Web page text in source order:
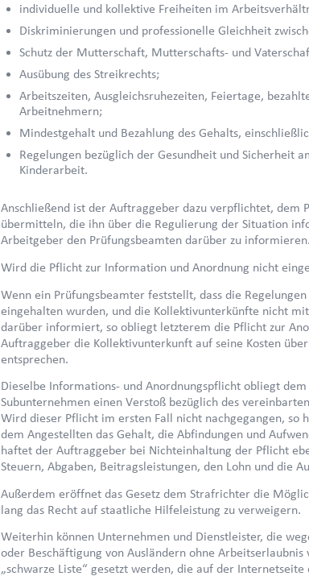
individuelle und kollektive Freiheiten im
Diskriminierungen und professionelle Gleichheit
Schutz der Mutterschaft, Mutterschafts- und
Ausübung des Streikrechts;
Arbeitszeiten, Ausgleichsruhezeiten, Feiertage,
Arbeitnehmern;
Mindestgehalt und Bezahlung des Gehalts,
Regelungen bezüglich der Gesundheit und Sicherheit
Kinderarbeit.
Anschließend ist der Auftraggeber dazu verpflichtet, dem
übermitteln, die ihn über die Regulierung der Situation
Arbeitgeber den Prüfungsbeamten darüber zu informieren.
Wird die Pflicht zur Information und Anordnung nicht
Wenn ein Prüfungsbeamter feststellt, dass die
eingehalten wurden, und die Kollektivunterkünfte nicht
darüber informiert, so obliegt letzterem die Pflicht zur
Auftraggeber die Kollektivunterkunft auf seine Kosten
entsprechen.
Dieselbe Informations- und Anordnungspflicht obliegt
Subunternehmen einen Verstoß bezüglich des
Wird dieser Pflicht im ersten Fall nicht nachgegangen,
dem Angestellten das Gehalt, die Abfindungen und
haftet der Auftraggeber bei Nichteinhaltung der Pflicht
Steuern, Abgaben, Beitragsleistungen, den Lohn und die
Außerdem eröffnet das Gesetz dem Strafrichter die
lang das Recht auf staatliche Hilfeleistung zu verweigern.
Weiterhin können Unternehmen und Dienstleister, die
oder Beschäftigung von Ausländern ohne
„schwarze Liste“ gesetzt werden, die auf der